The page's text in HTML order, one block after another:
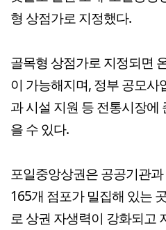
형 상점가로 지정했다.
골목형 상점가로 지정되면
이 가능해지며, 정부 공모사
과 시설 지원 등 전통시장에
을 수 있다.
포일중앙상권은 공공기관
165개 점포가 밀집해 있는
로 상권 자생력이 강화되고